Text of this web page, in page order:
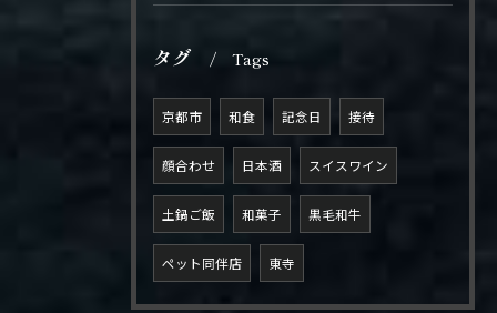
タグ Tags
京都市 和食 記念日 接待
顔合わせ 日本酒 スイスワイン
土鍋ご飯 和菓子 黒毛和牛
ペット同伴店 東寺